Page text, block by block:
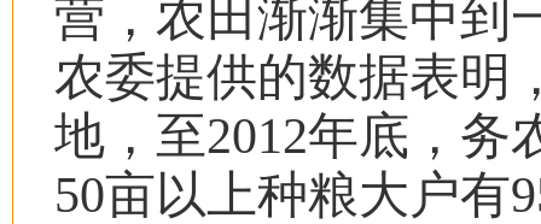
营，农田渐渐集中到
农委提供的数据表明
地，至2012年底，务
50亩以上种粮大户有